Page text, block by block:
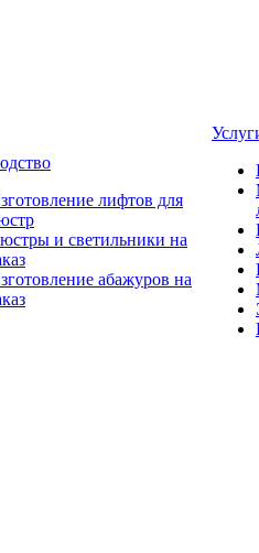
лифтов для
и светильники на
абажуров на